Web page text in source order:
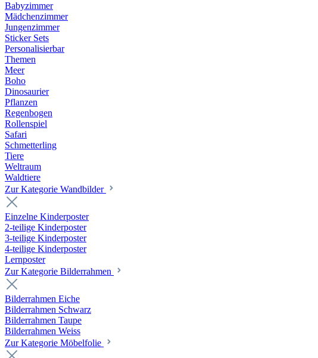
Babyzimmer
Mädchenzimmer
Jungenzimmer
Sticker Sets
Personalisierbar
Themen
Meer
Boho
Dinosaurier
Pflanzen
Regenbogen
Rollenspiel
Safari
Schmetterling
Tiere
Weltraum
Waldtiere
Zur Kategorie Wandbilder
Einzelne Kinderposter
2-teilige Kinderposter
3-teilige Kinderposter
4-teilige Kinderposter
Lernposter
Zur Kategorie Bilderrahmen
Bilderrahmen Eiche
Bilderrahmen Schwarz
Bilderrahmen Taupe
Bilderrahmen Weiss
Zur Kategorie Möbelfolie